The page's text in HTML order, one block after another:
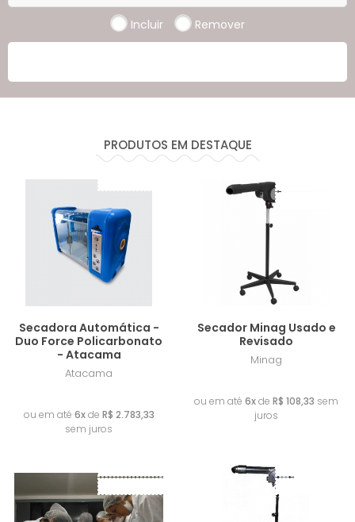
Incluir Remover
PRODUTOS EM DESTAQUE
Secadora Automática -
Duo Force Policarbonato
- Atacama
Atacama
ou em até 6xde R$ 2.783,33
sem juros
Secador Minag Usado e
Revisado
Minag
ou em até 6xde R$ 108,33 sem
juros